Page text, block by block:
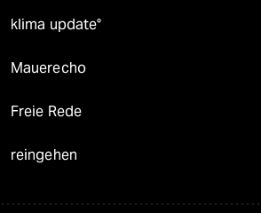
klima update°
Mauerecho
Freie Rede
reingehen